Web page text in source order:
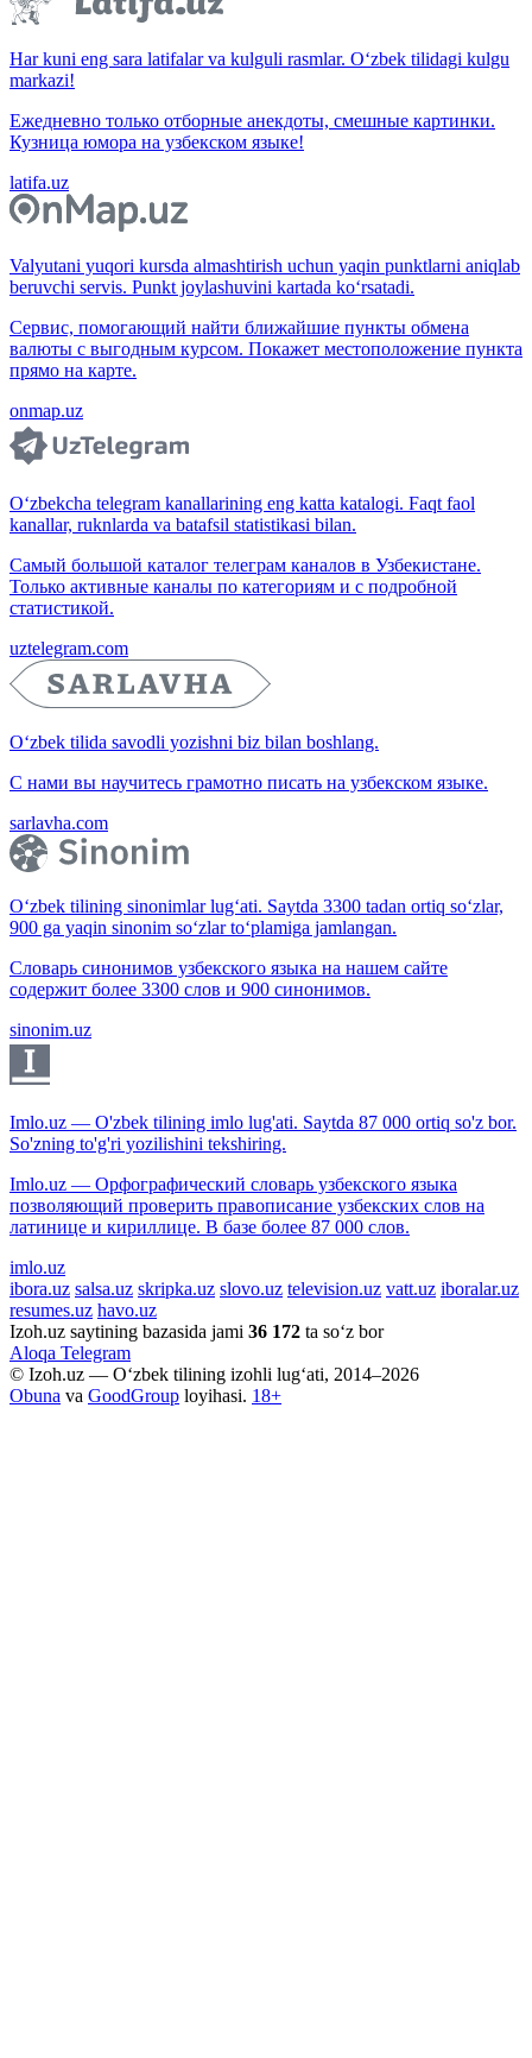
Har kuni eng sara latifalar va kulguli rasmlar. O‘zbek tilidagi kulgu
markazi!
Ежедневно только отборные анекдоты, смешные картинки.
Кузница юмора на узбекском языке!
latifa.uz
Valyutani yuqori kursda almashtirish uchun yaqin punktlarni aniqlab
beruvchi servis. Punkt joylashuvini kartada ko‘rsatadi.
Сервис, помогающий найти ближайшие пункты обмена
валюты с выгодным курсом. Покажет местоположение пункта
прямо на карте.
onmap.uz
O‘zbekcha telegram kanallarining eng katta katalogi. Faqt faol
kanallar, ruknlarda va batafsil statistikasi bilan.
Самый большой каталог телеграм каналов в Узбекистане.
Только активные каналы по категориям и с подробной
статистикой.
uztelegram.com
O‘zbek tilida savodli yozishni biz bilan boshlang.
С нами вы научитесь грамотно писать на узбекском языке.
sarlavha.com
O‘zbek tilining sinonimlar lug‘ati. Saytda 3300 tadan ortiq so‘zlar,
900 ga yaqin sinonim so‘zlar to‘plamiga jamlangan.
Словарь синонимов узбекского языка на нашем сайте
содержит более 3300 слов и 900 синонимов.
sinonim.uz
Imlo.uz — O'zbek tilining imlo lug'ati. Saytda 87 000 ortiq so'z bor.
So'zning to'g'ri yozilishini tekshiring.
Imlo.uz — Орфографический словарь узбекского языка
позволяющий проверить правописание узбекских слов на
латинице и кириллице. В базе более 87 000 слов.
imlo.uz
ibora.uz salsa.uz skripka.uz slovo.uz television.uz vatt.uz iboralar.uz
resumes.uz havo.uz
Izoh.uz saytining bazasida jami 36 172 ta so‘z bor
Aloqa Telegram
© Izoh.uz — O‘zbek tilining izohli lug‘ati, 2014–2026
Obuna va GoodGroup loyihasi. 18+